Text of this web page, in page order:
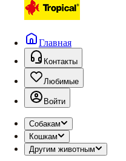
Главная
Контакты
Любимые
Войти
Собакам
Кошкам
Другим животным